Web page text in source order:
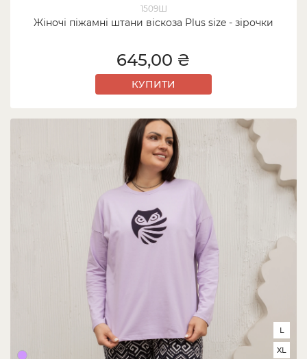
1509Ш
Жіночі піжамні штани віскоза Plus size - зірочки
645,00 ₴
КУПИТИ
L
XL